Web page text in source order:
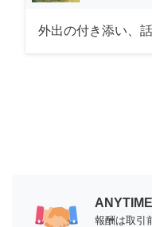
外出の付き添い、
報酬は取引